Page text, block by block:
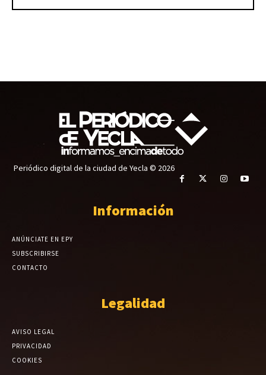
Periódico digital de la ciudad de Yecla © 2026
Información
ANÚNCIATE EN EPY
SUBSCRIBIRSE
CONTACTO
Legalidad
AVISO LEGAL
PRIVACIDAD
COOKIES